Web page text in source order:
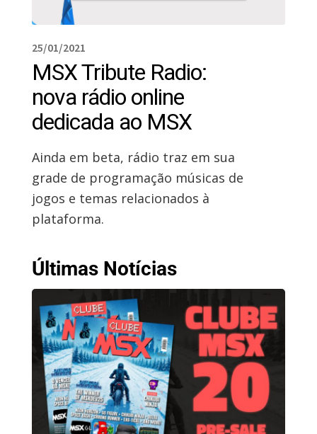
25/01/2021
MSX Tribute Radio:
nova rádio online
dedicada ao MSX
Ainda em beta, rádio traz em sua
grade de programação músicas de
jogos e temas relacionados à
plataforma.
Últimas Notícias